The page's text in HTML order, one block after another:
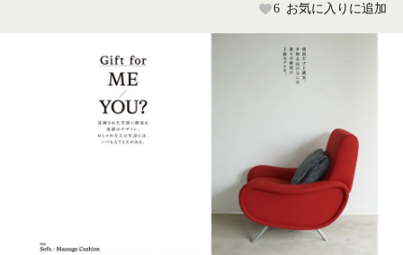
6 お気に入りに追加